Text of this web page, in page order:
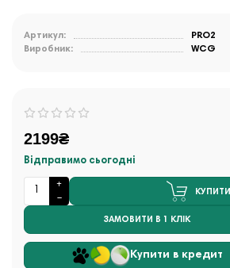
Артикул:
PRO2
Виробник:
WCG
2199₴
Відправимо сьогодні
КУПИТИ
ЗАМОВИТИ В 1 КЛІК
Купити в кредит